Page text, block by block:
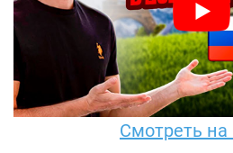
Смотреть на